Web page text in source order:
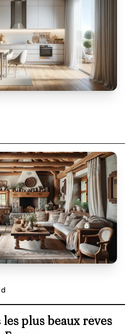
les plus beaux rêves